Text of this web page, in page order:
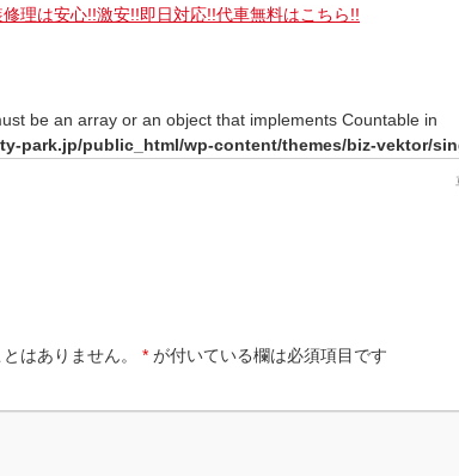
理は安心!!激安!!即日対応!!代車無料はこちら!!
be an array or an object that implements Countable in
park.jp/public_html/wp-content/themes/biz-vektor/
はありません。 * が付いている欄は必須項目です